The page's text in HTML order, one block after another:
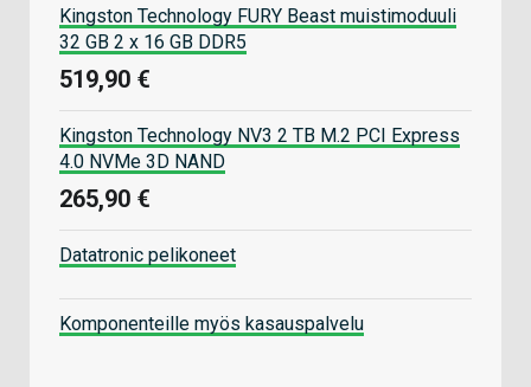
Kingston Technology FURY Beast muistimoduuli
32 GB 2 x 16 GB DDR5
519,90 €
Kingston Technology NV3 2 TB M.2 PCI Express
4.0 NVMe 3D NAND
265,90 €
Datatronic pelikoneet
Komponenteille myös kasauspalvelu